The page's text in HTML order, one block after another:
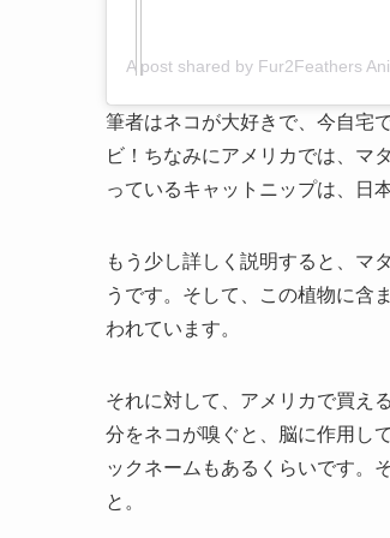
A post shared by Fur2Feathers
筆者はネコが大好きで、今自宅
ビ！ちなみにアメリカでは、マ
っているキャットニップは、日
もう少し詳しく説明すると、マ
うです。そして、この植物に含
われています。
それに対して、アメリカで買え
分をネコが嗅ぐと、脳に作用し
ックネームもあるくらいです。
と。